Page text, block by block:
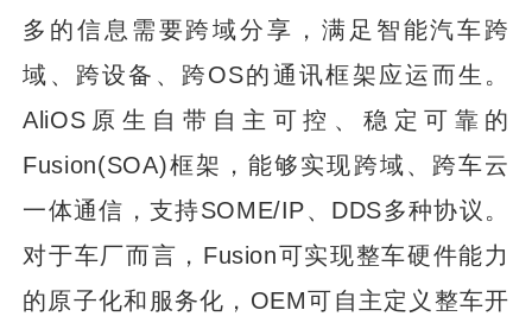
多的信息需要跨域分享，满足智能汽车跨
域、跨设备、跨OS的通讯框架应运而生。
AliOS原生自带自主可控、稳定可靠的
Fusion(SOA)框架，能够实现跨域、跨车云
一体通信，支持SOME/IP、DDS多种协议。
对于车厂而言，Fusion可实现整车硬件能力
的原子化和服务化，OEM可自主定义整车开